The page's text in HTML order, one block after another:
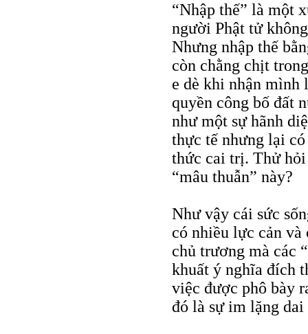
“Nhập thế” là một
người Phật tử
Nhưng nhập thế
còn chằng chịt
e dè khi nhận mình
quyền công bố đất
như một sự hãnh
thực tế nhưng lại
thức cai trị. Thử hỏi
“mâu thuẫn” này?
Như vậy cái sức
có nhiều lực cản
chủ trương mà các
khuất ý nghĩa đích
việc được phô bày
đó là sự im lặng dai